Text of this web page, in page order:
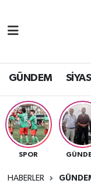
GÜNDEM
SPOR
HABERLER
SİYASET
EKONOMİ
KÜLTÜR
Yalova
Yalova Hava
Yalova
Yalova